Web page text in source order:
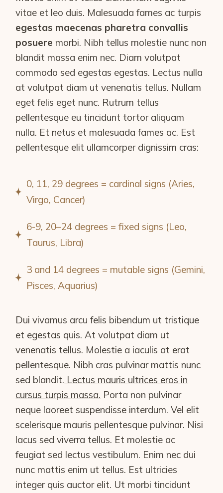
vitae et leo duis. Malesuada fames ac turpis
egestas maecenas pharetra convallis
posuere morbi. Nibh tellus molestie nunc non
blandit massa enim nec. Diam volutpat
commodo sed egestas egestas. Lectus nulla
at volutpat diam ut venenatis tellus. Nullam
eget felis eget nunc. Rutrum tellus
pellentesque eu tincidunt tortor aliquam
nulla. Et netus et malesuada fames ac. Est
pellentesque elit ullamcorper dignissim cras:
0, 11, 29 degrees = cardinal signs (Aries,
Virgo, Cancer)
6-9, 20–24 degrees = fixed signs (Leo,
Taurus, Libra)
3 and 14 degrees = mutable signs (Gemini,
Pisces, Aquarius)
Dui vivamus arcu felis bibendum ut tristique
et egestas quis. At volutpat diam ut
venenatis tellus. Molestie a iaculis at erat
pellentesque. Nibh cras pulvinar mattis nunc
sed blandit. Lectus mauris ultrices eros in
cursus turpis massa. Porta non pulvinar
neque laoreet suspendisse interdum. Vel elit
scelerisque mauris pellentesque pulvinar. Nisi
lacus sed viverra tellus. Et molestie ac
feugiat sed lectus vestibulum. Enim nec dui
nunc mattis enim ut tellus. Est ultricies
integer quis auctor elit. Ut morbi tincidunt